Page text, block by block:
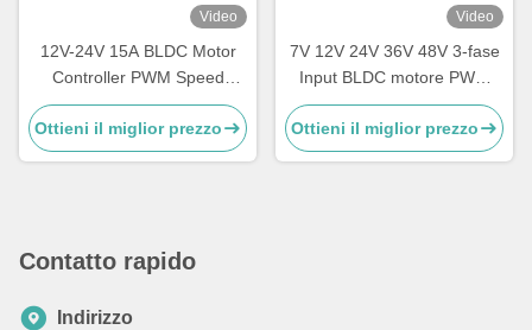
Video
12V-24V 15A BLDC Motor
Controller PWM Speed
Driver per il motore BLDC
senza sensore JYQD-
V6.3E2
Ottieni il miglior prezzo
Video
7V 12V 24V 36V 48V 3-fase
Input BLDC motore PWM
pannello di controllo della
velocità per sensore Motor
Controller JYQD-V7.3B
Ottieni il miglior prezzo
Contatto rapido
Indirizzo